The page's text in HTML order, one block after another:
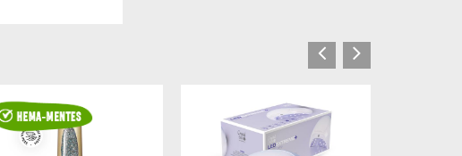
fedő,